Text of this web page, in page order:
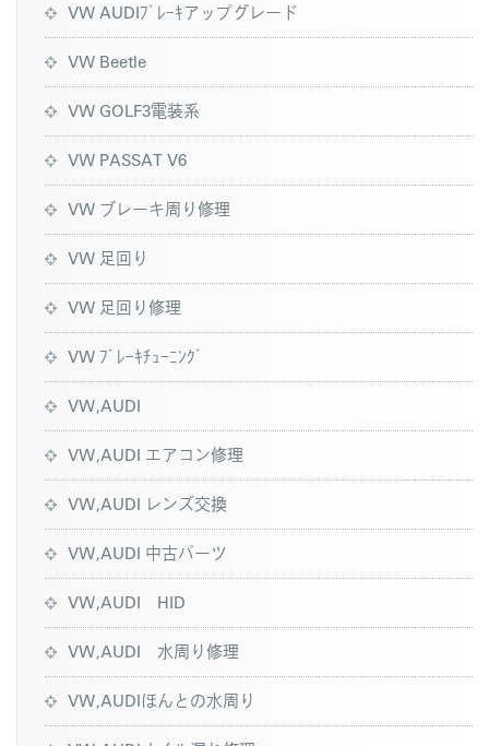
VW AUDIﾌﾞﾚｰｷアップグレード
VW Beetle
VW GOLF3電装系
VW PASSAT V6
VW ブレーキ周り修理
VW 足回り
VW 足回り修理
VW ﾌﾞﾚｰｷﾁｭｰﾆﾝｸﾞ
VW,AUDI
VW,AUDI エアコン修理
VW,AUDI レンズ交換
VW,AUDI 中古パーツ
VW,AUDI HID
VW,AUDI 水周り修理
VW,AUDIほんとの水周り